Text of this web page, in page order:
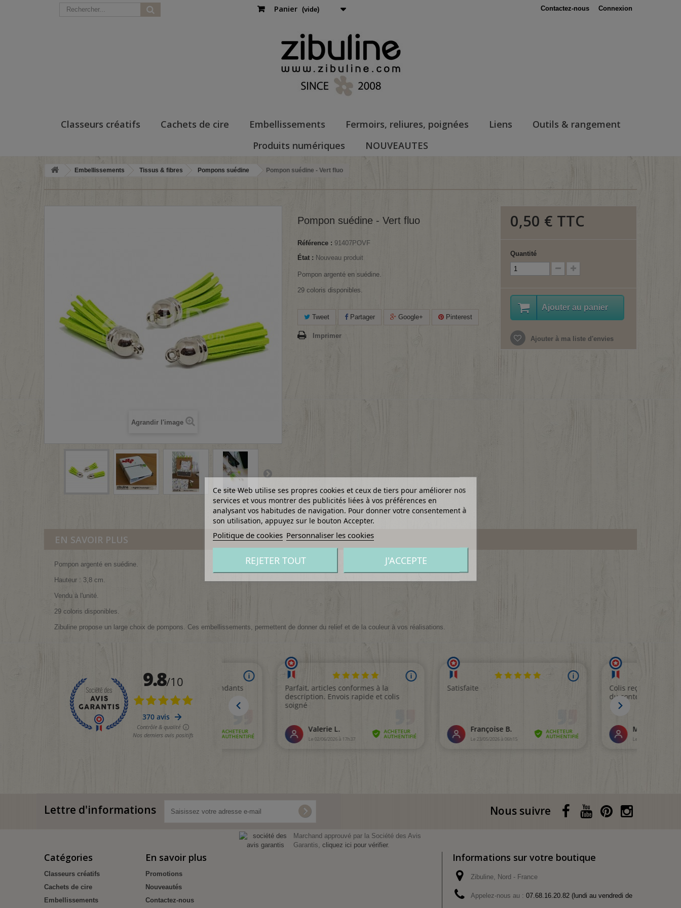
Connexion
Contactez-nous
Panier (vide)
Classeurs créatifs Cachets de cire Embellissements Fermoirs, reliures, poignées Liens
Outils & rangement
Produits numériques
NOUVEAUTES
Embellissements Tissus & fibres Pompons suédine Pompon suédine - Vert fluo
Agrandir l'image
Pompon suédine - Vert fluo
Référence : 91407POVF
État : Nouveau produit
Pompon argenté en suédine.
29 coloris disponibles.
Tweet Partager Google+ Pinterest
Imprimer
0,50 € TTC
Quantité
Ajouter au panier
Ajouter à ma liste d'envies
EN SAVOIR PLUS
Pompon argenté en suédine.
Hauteur : 3,8 cm.
Vendu à l'unité.
29 coloris disponibles.
Zibuline propose un large choix de pompons. Ces embellissements, permettent de donner du relief et de la couleur à vos réalisations.
Lettre d'informations Nous suivre
Catégories
Classeurs créatifs
Cachets de cire
Embellissements
En savoir plus
Promotions
Nouveautés
Contactez-nous
Informations sur votre boutique
Zibuline, Nord - France
Appelez-nous au :07.68.16.20.82 (lundi au vendredi de
Marchand approuvé par la Société des Avis
Garantis, cliquez ici pour vérifier.
Ce site Web utilise ses propres cookies et ceux de tiers pour améliorer nos
services et vous montrer des publicités liées à vos préférences en
analysant vos habitudes de navigation. Pour donner votre consentement à
son utilisation, appuyez sur le bouton Accepter.
Politique de cookies Personnaliser les cookies
REJETER TOUT J'ACCEPTE